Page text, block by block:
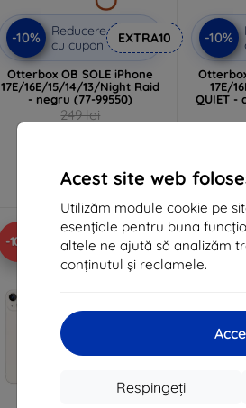
Acest site web
Utilizăm module cookie pe
esențiale pentru buna
altele ne ajută să analizăm
conținutul și reclamele.
Respingeți
-10%
Reducere
cu cupon
EXTRA10
Otterbox OB SOLE iPhone
17E/16E/15/14/13/Night Raid
- negru (77-99550)
249 lei
-10%
17E/
QUIET -
-10% -10%